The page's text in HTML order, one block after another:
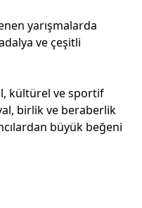
yarışmalarda
ve çeşitli
kültürel ve sportif
birlik ve beraberlik
büyük beğeni